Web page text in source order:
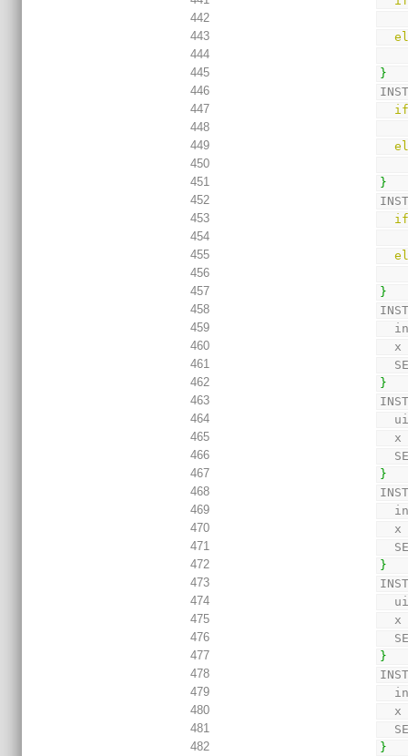
442
443
444
445
}
446
447
448
449
450
451
}
452
453
454
455
456
457
}
458
459
460
461
462
}
463
464
465
466
467
}
468
469
470
471
472
}
473
474
475
476
477
}
478
479
480
481
482
}